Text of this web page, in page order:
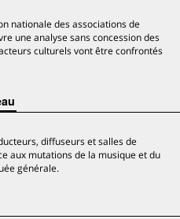
nationale des associations de
une analyse sans concession des
culturels vont être confrontés
diffuseurs et salles de
aux mutations de la musique et du
générale.